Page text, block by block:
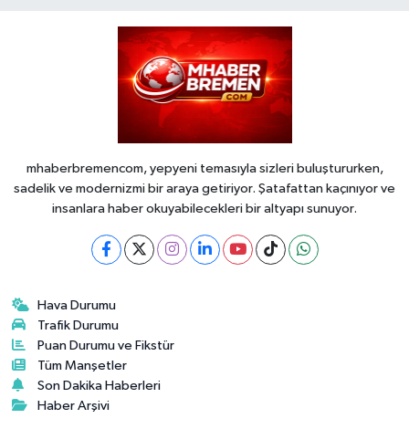
mhaberbremencom, yepyeni temasıyla sizleri buluştururken,
sadelik ve modernizmi bir araya getiriyor. Şatafattan kaçınıyor ve
insanlara haber okuyabilecekleri bir altyapı sunuyor.
Hava Durumu
Trafik Durumu
Puan Durumu ve Fikstür
Tüm Manşetler
Son Dakika Haberleri
Haber Arşivi